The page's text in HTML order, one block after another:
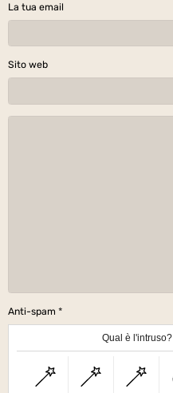
La tua email
Sito web
Anti-spam
Qual è l'intruso?